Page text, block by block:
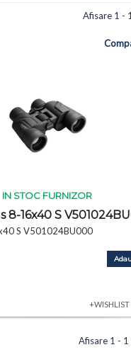
Afisare 1 -
IN STOC FURNIZOR
8-16x40 S
S V501024BU000
+WISHLIST
Afisare 1 - 1